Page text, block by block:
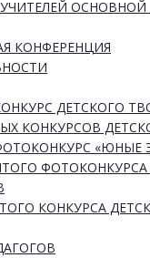
КОНФЕРЕНЦИЯ
ДЕТСКОГО
КОНКУРСОВ
«ЮНЫЕ
КОНКУРСА